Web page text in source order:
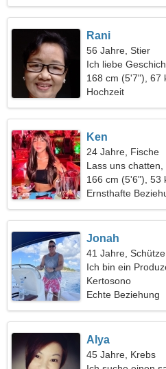
Rani
56 Jahre, Stier
Ich liebe
168 cm (5'7"), 67
Hochzeit
Ken
24 Jahre, Fische
Lass uns
Frau
166 cm (5'6"), 53
Ernsthafte
Jonah
41 Jahre, Schütze
Ich bin ein
Frau
Kertosono
Echte Beziehung
Alya
45 Jahre, Krebs